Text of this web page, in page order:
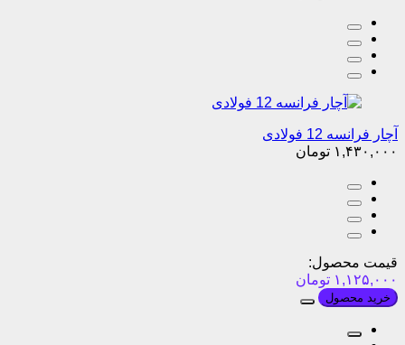
آچار فرانسه 12 فولادی
۱,۴۳۰,۰۰۰ تومان
قیمت محصول:
۱,۱۲۵,۰۰۰ تومان
خرید محصول